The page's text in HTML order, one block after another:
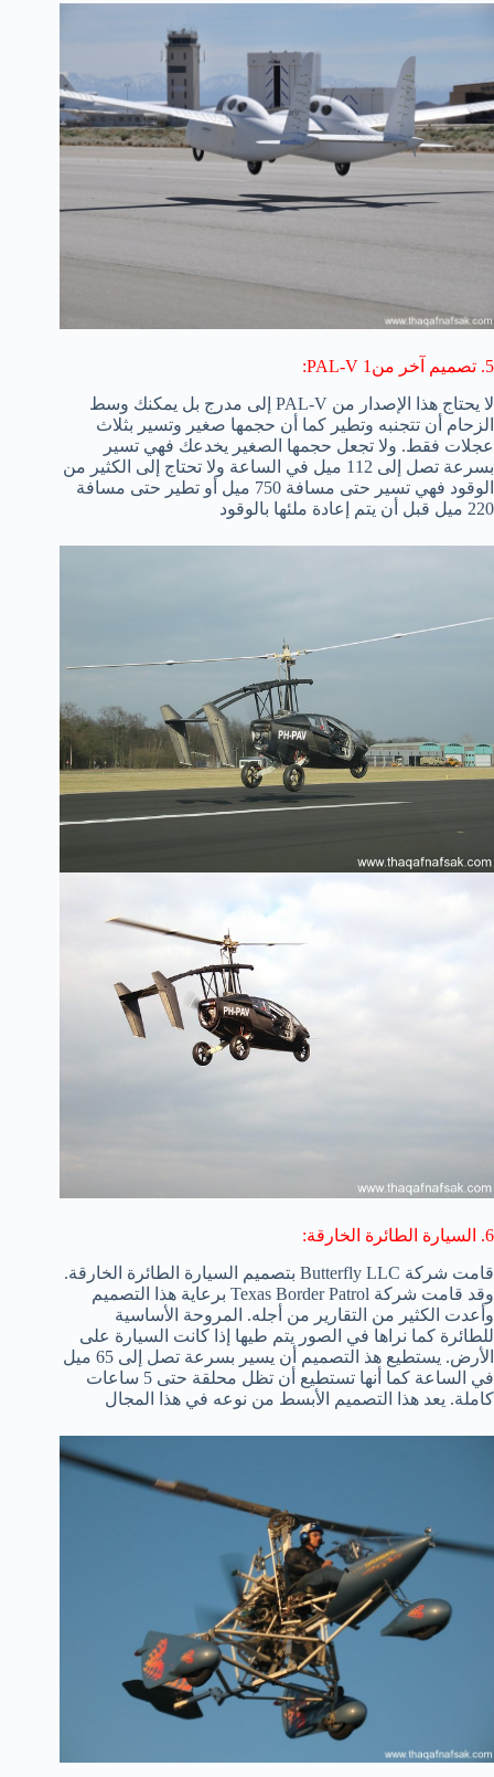
5. تصميم آخر من1 PAL-V:
لا يحتاج هذا الإصدار من PAL-V إلى مدرج بل يمكنك وسط
الزحام أن تتجنبه وتطير كما أن حجمها صغير وتسير بثلاث
عجلات فقط. ولا تجعل حجمها الصغير يخدعك فهي تسير
بسرعة تصل إلى 112 ميل في الساعة ولا تحتاج إلى الكثير من
الوقود فهي تسير حتى مسافة 750 ميل أو تطير حتى مسافة
220 ميل قبل أن يتم إعادة ملئها بالوقود
6. السيارة الطائرة الخارقة:
قامت شركة Butterfly LLC بتصميم السيارة الطائرة الخارقة.
وقد قامت شركة Texas Border Patrol برعاية هذا التصميم
وأعدت الكثير من التقارير من أجله. المروحة الأساسية
للطائرة كما نراها في الصور يتم طيها إذا كانت السيارة على
الأرض. يستطيع هذ التصميم أن يسير بسرعة تصل إلى 65 ميل
في الساعة كما أنها تستطيع أن تظل محلقة حتى 5 ساعات
كاملة. يعد هذا التصميم الأبسط من نوعه في هذا المجال